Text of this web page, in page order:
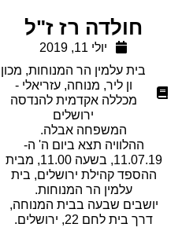
חולדה רז ז"ל
יולי 11, 2019
בית עלמין הר המנוחות, מכון
ון ליר, מנוחה,עזריאלי -
מכללה אקדמית להנדסה
ירושלים
המשפחה אבלה.
ההלוויה תצא ביום ה' ה-
11.07.19, בשעה 11.00, מבית
ההספד קהילת ירושלים, בית
עלמין הר המנוחות.
יושבים שבעה בבית המנוחה,
דרך בית לחם 22, ירושלים.